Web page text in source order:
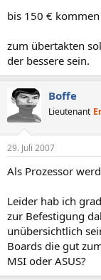
bis 150 €
zum übertakten
der bessere sein.
Boffe
Lieutenant
29. Juli 2007
Als Prozessor
Leider hab ich
zur Befestigung
unübersichtlich
Boards die gut
MSI oder ASUS?